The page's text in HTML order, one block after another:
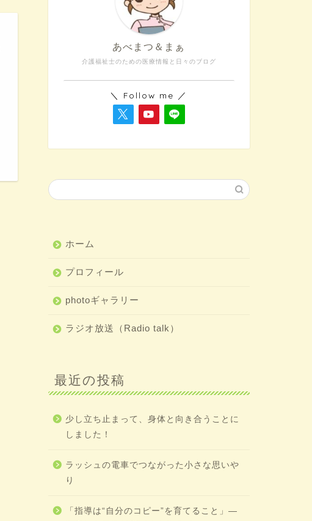
介護福祉士のための医療情報と日々のブログ
あべまつ＆まぁ
＼ Follow me ／
ホーム
プロフィール
photoギャラリー
ラジオ放送（Radio talk）
最近の投稿
少し立ち止まって、身体と向き合うことに
しました！
ラッシュの電車でつながった小さな思いや
り
「指導は“自分のコピー”を育てること」―